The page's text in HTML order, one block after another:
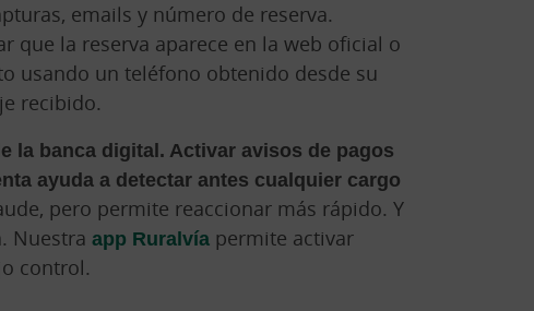
emails y número de reserva.
que la reserva aparece en la web oficial o
usando un teléfono obtenido desde su
recibido.
la banca digital. Activar avisos de pagos
ayuda a detectar antes cualquier cargo
pero permite reaccionar más rápido. Y
Nuestra app Ruralvía permite activar
control.